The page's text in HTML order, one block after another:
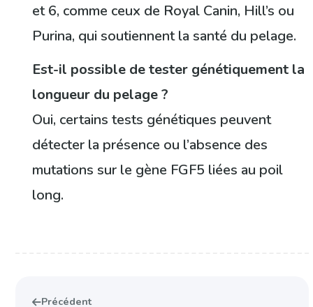
et 6, comme ceux de Royal Canin, Hill’s ou
Purina, qui soutiennent la santé du pelage.
Est-il possible de tester génétiquement la
longueur du pelage ?
Oui, certains tests génétiques peuvent
détecter la présence ou l’absence des
mutations sur le gène FGF5 liées au poil
long.
Précédent